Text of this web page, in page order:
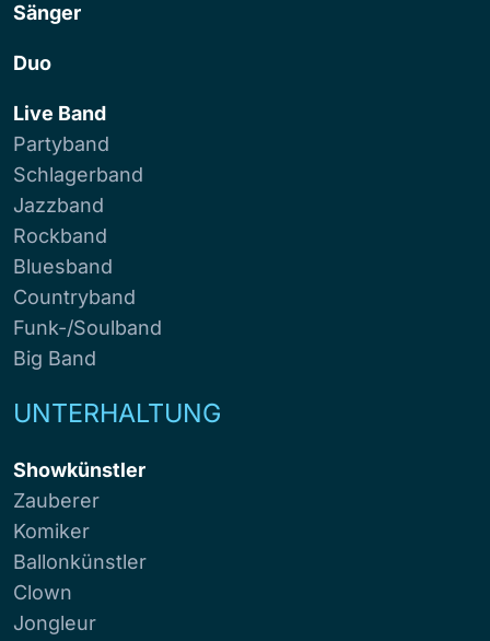
Sänger
Duo
Live Band
Partyband
Schlagerband
Jazzband
Rockband
Bluesband
Countryband
Funk-/Soulband
Big Band
UNTERHALTUNG
Showkünstler
Zauberer
Komiker
Ballonkünstler
Clown
Jongleur